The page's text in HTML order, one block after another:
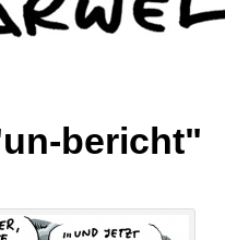
bericht"